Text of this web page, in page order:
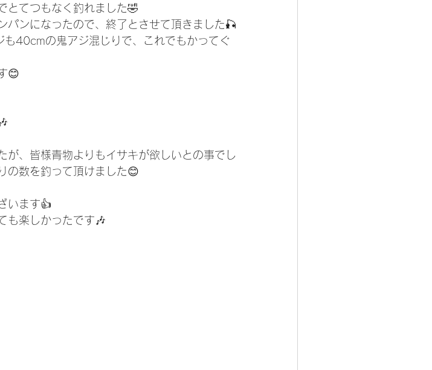
とてつもなく釣れました🤣
パンになったので、終了とさせて頂きました🎣
40cmの鬼アジ混じりで、これでもかってぐ
😊
が、皆様青物よりもイサキが欲しいとの事でし
の数を釣って頂けました😊
います👍
も楽しかったです🎶